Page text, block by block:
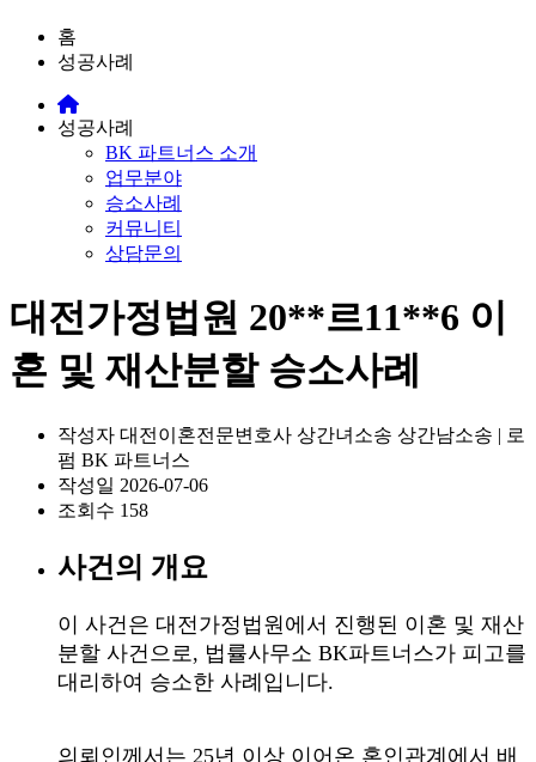
홈
성공사례
성공사례
BK 파트너스 소개
업무분야
승소사례
커뮤니티
상담문의
대전가정법원 20**르11**6 이
혼 및 재산분할 승소사례
작성자 대전이혼전문변호사 상간녀소송 상간남소송 | 로
펌 BK 파트너스
작성일 2026-07-06
조회수 158
사건의 개요
이 사건은 대전가정법원에서 진행된 이혼 및 재산
분할 사건으로, 법률사무소 BK파트너스가 피고를
대리하여 승소한 사례입니다.
의뢰인께서는 25년 이상 이어온 혼인관계에서 배